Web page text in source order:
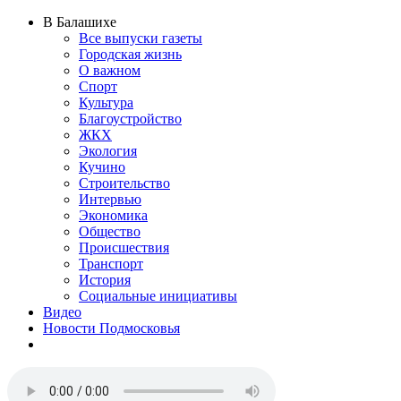
В Балашихе
Все выпуски газеты
Городская жизнь
О важном
Спорт
Культура
Благоустройство
ЖКХ
Экология
Кучино
Строительство
Интервью
Экономика
Общество
Происшествия
Транспорт
История
Социальные инициативы
Видео
Новости Подмосковья